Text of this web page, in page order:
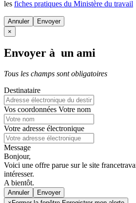
les fiches pratiques du Ministère du travail
Annuler
×
Envoyer à un ami
Tous les champs sont obligatoires
Destinataire
Vos coordonnées Votre nom
Votre adresse électronique
Message
Bonjour,
Voici une offre parue sur le site
intéresser.
A bientôt.
Annuler